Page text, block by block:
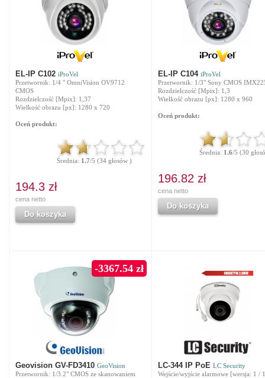
EL-IP C102 iProVel
Przetwornik: 1/4 " OmniVision OV9712
CMOS
Rozdzielczość [Mpix]: 1,37
Wielkość obrazu [px]: 1280 x 720
Oceń produkt:
Średnia: 1.7/5 (34 głosów )
194.3 zł
cena netto
Do koszyka
EL-IP C104 iProVel
Przetwornik: 1/3" Sony CMOS
Rozdzielczość [Mpix]: 1,3
Wielkość obrazu [px]: 1280 x 960
Oceń produkt:
Średnia: 1.6/5 (30
196.82 zł
cena netto
Do koszyka
Geovision GV-FD3410 GeoVision
Przetwornik: 1/3.2" CMOS ze skanowaniem
-3367.54 zł
LC-344 IP PoE LC Security
Wejście/wyjście alarmowe [wersja: 1 / 1